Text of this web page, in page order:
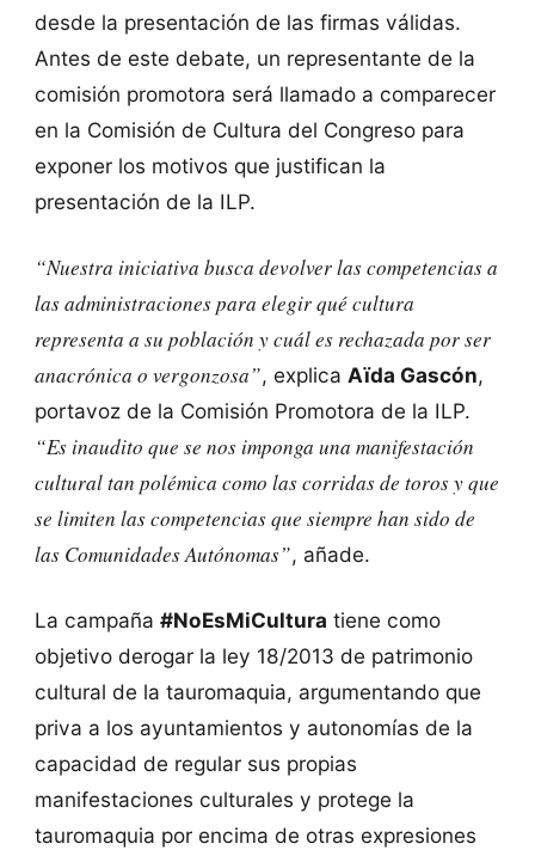
desde la presentación de las firmas válidas.
Antes de este debate, un representante de la
comisión promotora será llamado a comparecer
en la Comisión de Cultura del Congreso para
exponer los motivos que justifican la
presentación de la ILP.
“Nuestra iniciativa busca devolver las competencias a
las administraciones para elegir qué cultura
representa a su población y cuál es rechazada por ser
anacrónica o vergonzosa”, explica Aïda Gascón,
portavoz de la Comisión Promotora de la ILP.
“Es inaudito que se nos imponga una manifestación
cultural tan polémica como las corridas de toros y que
se limiten las competencias que siempre han sido de
las Comunidades Autónomas”, añade.
La campaña #NoEsMiCultura tiene como
objetivo derogar la ley 18/2013 de patrimonio
cultural de la tauromaquia, argumentando que
priva a los ayuntamientos y autonomías de la
capacidad de regular sus propias
manifestaciones culturales y protege la
tauromaquia por encima de otras expresiones